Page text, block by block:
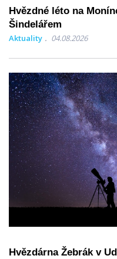
Hvězdné léto na
Šindelářem
Aktuality 04.08.2026
Hvězdárna Žebrák v